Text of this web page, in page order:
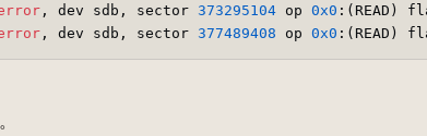
, dev sdb, sector 373295104 op 0x0 :(READ)
, dev sdb, sector 377489408 op 0x0 :(READ)